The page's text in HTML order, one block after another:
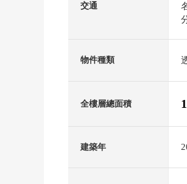
交通
物件種類
全樓層總面積
建築年